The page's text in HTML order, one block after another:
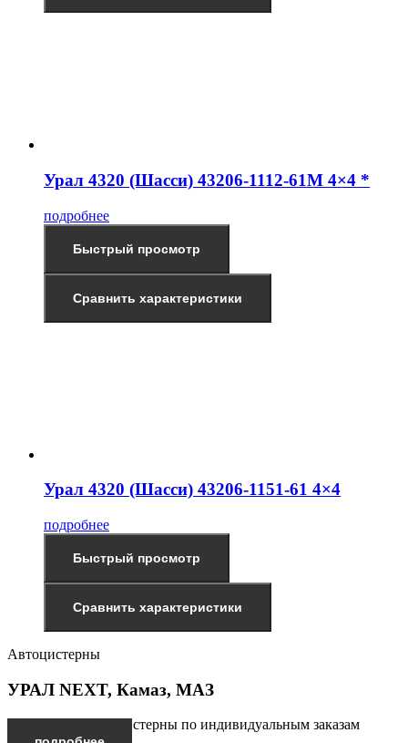
Урал 4320 (Шасси) 43206-1112-61М 4×4 *
подробнее
Быстрый просмотр
Сравнить характеристики
Урал 4320 (Шасси) 43206-1151-61 4×4
подробнее
Быстрый просмотр
Сравнить характеристики
Автоцистерны
УРАЛ NEXT, Камаз, МАЗ
Производим автоцистерны по индивидуальным заказам